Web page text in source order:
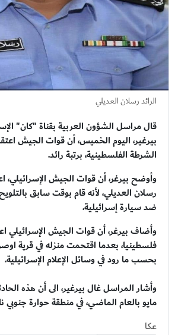
الرائد رسلان العديلي
قال مراسل الشؤون العربية بقناة "كان"
بيرغير، اليوم الخميس، أن قوات الجيش
الشرطة الفلسطينية، برتبة رائد.
وأوضح بيرغر، أن قوات الجيش الإسرائيلي،
رسلان العديلي، لأنه قام بوقت سابق
ضد سيارة إسرائيلية.
وأضاف بيرغر، أن قوات الجيش الإسرائيلي
فلسطينيا، بعدما اقتحمت منزله في قرية
بحسب ما رود في وسائل الإعلام الإسرائيلية.
وأشار المراسل غال بيرغير، الى أن هذه
مايو بالعام الماضي، في منطقة حوارة جنوبي
عكا